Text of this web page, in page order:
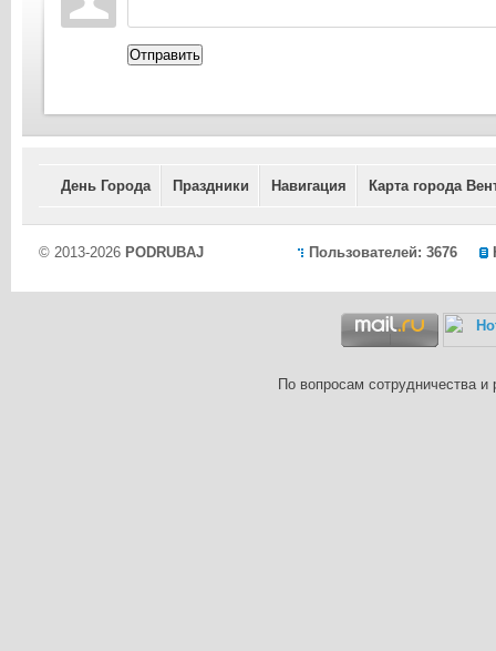
Отправить
День Города Праздники Навигация Карта города
Пользователей: 3676
© 2013-2026 PODRUBAJ
По вопросам сотрудничества